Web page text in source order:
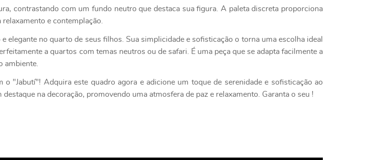
contrastando com um fundo neutro que destaca sua figura. A paleta discreta proporciona
e contemplação.
elegante no quarto de seus filhos. Sua simplicidade e sofisticação o torna uma escolha ideal
a quartos com temas neutros ou de safari. É uma peça que se adapta facilmente a
ambiente.
"Jabutí"! Adquira este quadro agora e adicione um toque de serenidade e sofisticação ao
na decoração, promovendo uma atmosfera de paz e relaxamento. Garanta o seu !